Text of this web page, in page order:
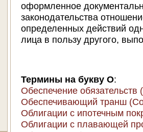
оформленное
законодательства
определенных действий
лица в пользу другого,
Термины на букву О:
Обеспечение обязательств
Обеспечивающий транш
Облигации с ипотечным
Облигации с плавающей